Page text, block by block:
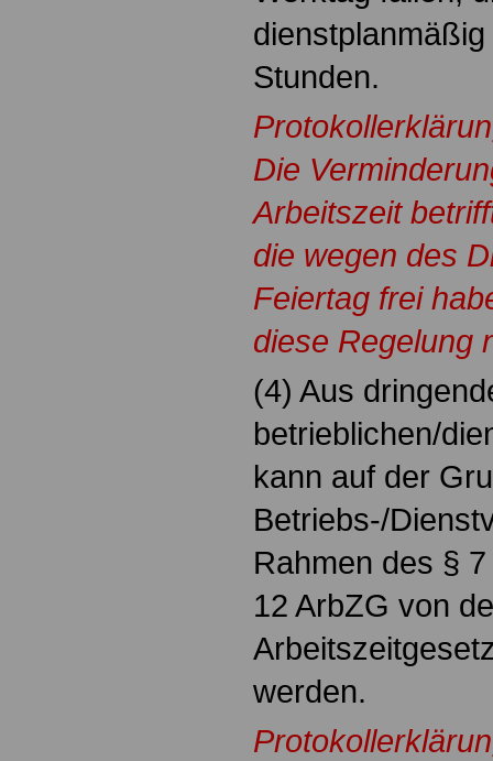
Stunden.
Die
Arbeitszeit
die wegen des
Feiertag frei
diese Regelung
(4) Aus
betrieblichen/
kann auf der
Betriebs-/
Rahmen des §
12 ArbZG von
werden.